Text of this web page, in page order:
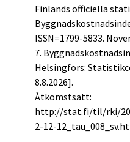
Finlands officiella
ISSN=1799-5833.
7.
Helsingfors:
8.8.2026].
Åtkomstsätt:
http://stat.fi/til/rki/
2-12-